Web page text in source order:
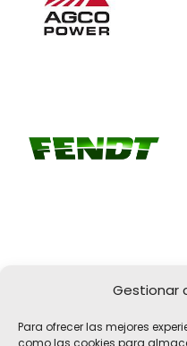
Gestionar
Para ofrecer las mejores
como las cookies para
17183